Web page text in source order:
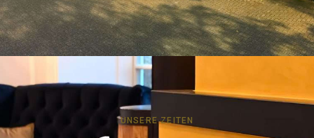
UNSERE ZEITEN